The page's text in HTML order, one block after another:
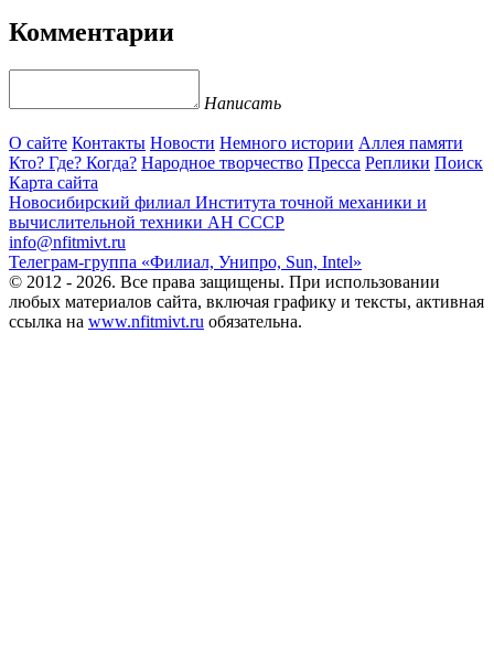
Комментарии
Написать
О сайте Контакты Новости Немного истории Аллея памяти
Кто? Где? Когда? Народное творчество Пресса Реплики Поиск
Карта сайта
Новосибирский филиал Института точной механики и
вычислительной техники АН СССР
info@nfitmivt.ru
Телеграм-группа «Филиал, Унипро, Sun, Intel»
© 2012 - 2026. Все права защищены. При использовании
любых материалов сайта, включая графику и тексты, активная
ссылка на www.nfitmivt.ru обязательна.